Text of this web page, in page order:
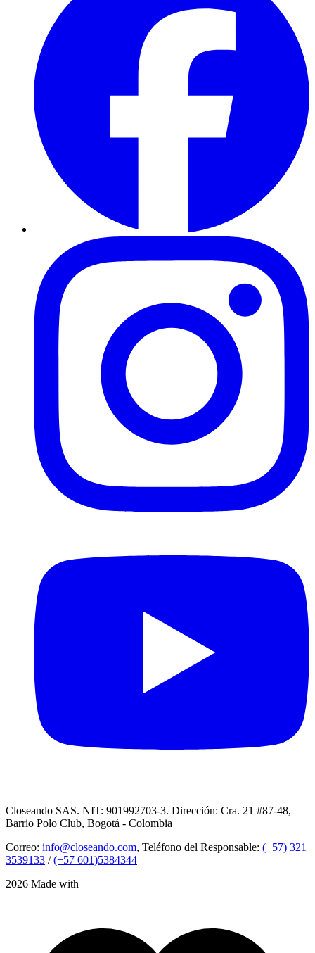
Closeando SAS. NIT: 901992703-3. Dirección: Cra. 21 #87-48,
Barrio Polo Club, Bogotá - Colombia
Correo: info@closeando.com, Teléfono del Responsable: (+57) 321
3539133 /(+57 601)5384344
2026 Made with